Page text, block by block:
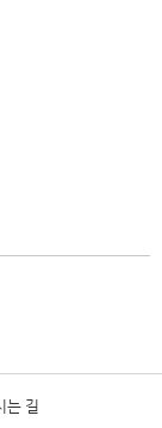
는 길